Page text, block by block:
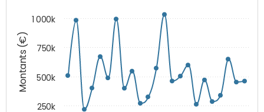
Montants (€)
250k
500k
750k
1 000k